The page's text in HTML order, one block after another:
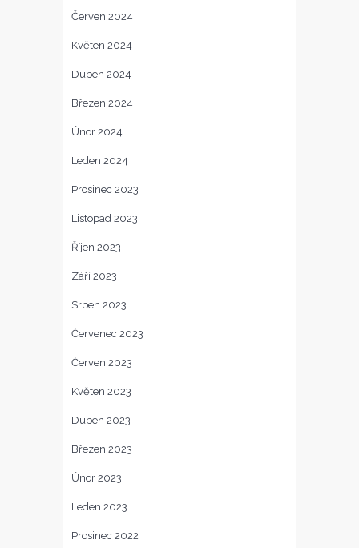
Červen 2024
Květen 2024
Duben 2024
Březen 2024
Únor 2024
Leden 2024
Prosinec 2023
Listopad 2023
Říjen 2023
Září 2023
Srpen 2023
Červenec 2023
Červen 2023
Květen 2023
Duben 2023
Březen 2023
Únor 2023
Leden 2023
Prosinec 2022